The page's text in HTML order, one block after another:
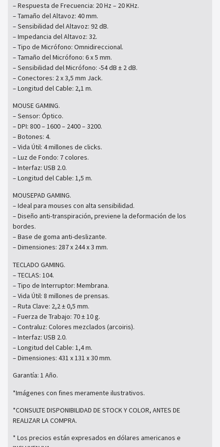
– Respuesta de Frecuencia: 20 Hz – 20 KHz.
– Tamaño del Altavoz: 40 mm.
– Sensibilidad del Altavoz: 92 dB.
– Impedancia del Altavoz: 32.
– Tipo de Micrófono: Omnidireccional.
– Tamaño del Micrófono: 6 x 5 mm.
– Sensibilidad del Micrófono: -54 dB ± 2 dB.
– Conectores: 2 x 3,5 mm Jack.
– Longitud del Cable: 2,1 m.
MOUSE GAMING.
– Sensor: Óptico.
– DPI: 800 – 1600 – 2400 – 3200.
– Botones: 4.
– Vida Útil: 4 millones de clicks.
– Luz de Fondo: 7 colores.
– Interfaz: USB 2.0.
– Longitud del Cable: 1,5 m.
MOUSEPAD GAMING.
– Ideal para mouses con alta sensibilidad.
– Diseño anti-transpiración, previene la deformación de los
bordes.
– Base de goma anti-deslizante.
– Dimensiones: 287 x 244 x 3 mm.
TECLADO GAMING.
– TECLAS: 104.
– Tipo de Interruptor: Membrana.
– Vida Útil: 8 millones de prensas.
– Ruta Clave: 2,2 ± 0,5 mm.
– Fuerza de Trabajo: 70 ± 10 g.
– Contraluz: Colores mezclados (arcoiris).
– Interfaz: USB 2.0.
– Longitud del Cable: 1,4 m.
– Dimensiones: 431 x 131 x 30 mm.
Garantía: 1 Año.
*Imágenes con fines meramente ilustrativos.
*CONSULTE DISPONIBILIDAD DE STOCK Y COLOR, ANTES DE
REALIZAR LA COMPRA.
* Los precios están expresados en dólares americanos e